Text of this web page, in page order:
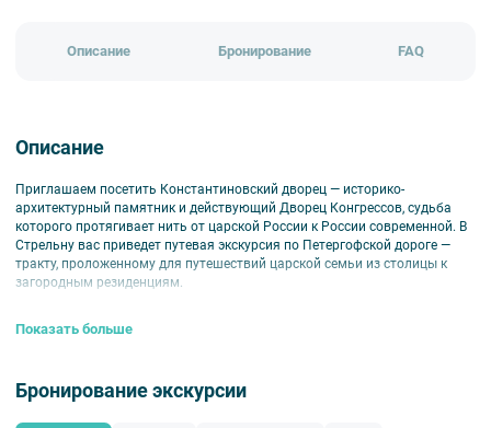
Описание Бронирование FAQ
Описание
Приглашаем посетить Константиновский дворец — историко-
архитектурный памятник и действующий Дворец Конгрессов, судьба
которого протягивает нить от царской России к России современной. В
Стрельну вас приведет путевая экскурсия по Петергофской дороге —
тракту, проложенному для путешествий царской семьи из столицы к
загородным резиденциям.
стрельнинской усадьбы. Почему Петр I не стал возводить здесь
«деревню» и какие важные политические события прошли здесь в
новом веке? Вы узнаете это в ходе экскурсии, а также сможете
Показать больше
Бронирование экскурсии